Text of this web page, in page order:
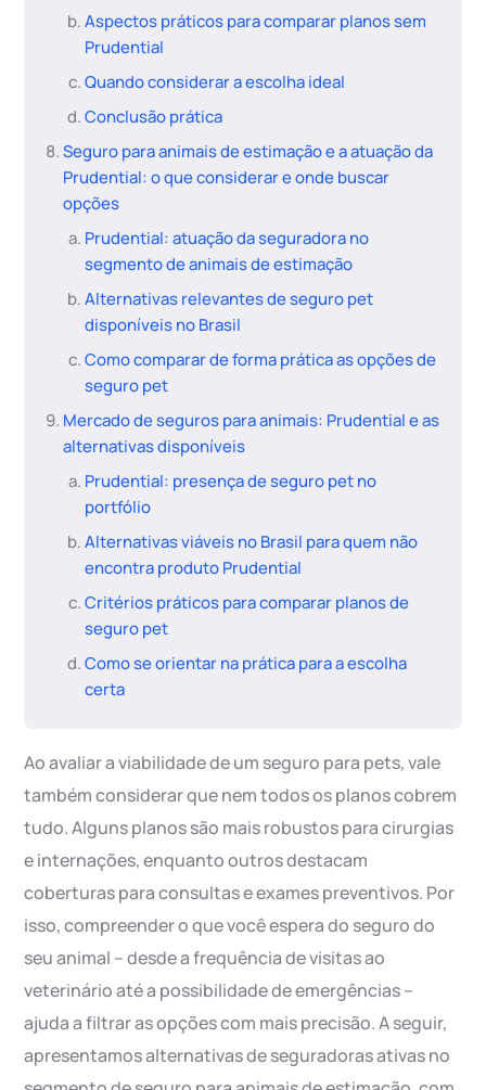
Aspectos práticos para comparar planos sem
Prudential
Quando considerar a escolha ideal
Conclusão prática
Seguro para animais de estimação e a atuação da
Prudential: o que considerar e onde buscar
opções
Prudential: atuação da seguradora no
segmento de animais de estimação
Alternativas relevantes de seguro pet
disponíveis no Brasil
Como comparar de forma prática as opções de
seguro pet
Mercado de seguros para animais: Prudential e as
alternativas disponíveis
Prudential: presença de seguro pet no
portfólio
Alternativas viáveis no Brasil para quem não
encontra produto Prudential
Critérios práticos para comparar planos de
seguro pet
Como se orientar na prática para a escolha
certa
Ao avaliar a viabilidade de um seguro para pets, vale
também considerar que nem todos os planos cobrem
tudo. Alguns planos são mais robustos para cirurgias
e internações, enquanto outros destacam
coberturas para consultas e exames preventivos. Por
isso, compreender o que você espera do seguro do
seu animal – desde a frequência de visitas ao
veterinário até a possibilidade de emergências –
ajuda a filtrar as opções com mais precisão. A seguir,
apresentamos alternativas de seguradoras ativas no